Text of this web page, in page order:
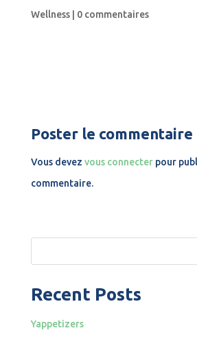
Wellness| 0 commentaires
Poster le commentaire
Vous devez vous connecterpour
commentaire.
Recent Posts
Yappetizers